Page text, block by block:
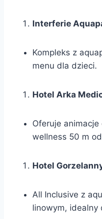
Interferie
Kompleks z
menu dla dzieci.
Hotel Arka
Oferuje
wellness 50 m
Hotel
All Inclusive z
linowym, idealny